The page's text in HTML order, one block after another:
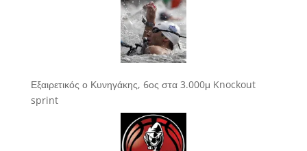
Εξαιρετικός ο Κυνηγάκης, 6ος στα 3.000μ Knockout
sprint